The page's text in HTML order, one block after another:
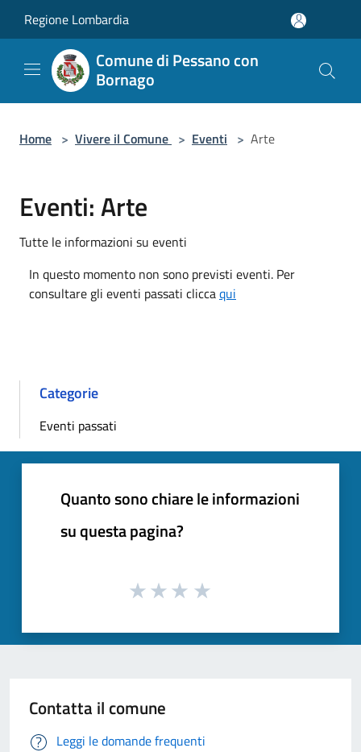
Regione Lombardia
Comune di Pessano con
Bornago
Home > Vivere il Comune > Eventi > Arte
Eventi: Arte
Tutte le informazioni su eventi
In questo momento non sono previsti eventi. Per
consultare gli eventi passati cliccaqui
Categorie
Eventi passati
Quanto sono chiare le informazioni
su questa pagina?
Contatta il comune
Leggi le domande frequenti